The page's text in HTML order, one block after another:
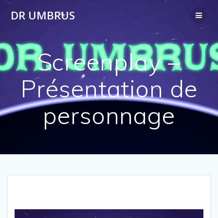
DR UMBRUS
Screenplay –
Présentation de
personnage